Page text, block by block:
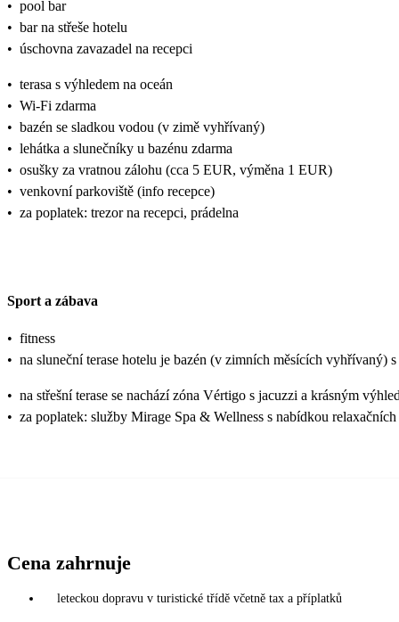
• pool bar
• bar na střeše hotelu
• úschovna zavazadel na recepci
• terasa s výhledem na oceán
• Wi-Fi zdarma
• bazén se sladkou vodou (v zimě vyhřívaný)
• lehátka a slunečníky u bazénu zdarma
• osušky za vratnou zálohu (cca 5 EUR, výměna 1 EUR)
• venkovní parkoviště (info recepce)
• za poplatek: trezor na recepci, prádelna
Sport a zábava
• fitness
• na sluneční terase hotelu je bazén (v zimních měsících vyhřívaný)
• na střešní terase se nachází zóna Vértigo s jacuzzi a krásným
• za poplatek: služby Mirage Spa & Wellness s nabídkou
Cena zahrnuje
leteckou dopravu v turistické třídě včetně tax a příplatků